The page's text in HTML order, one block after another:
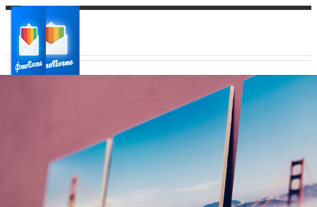
Ваш регион доставки
Выберите из списка: